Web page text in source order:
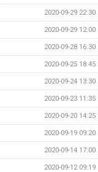
2020-09-29 22:30
2020-09-29 12:00
2020-09-28 16:30
2020-09-25 18:45
2020-09-24 13:30
2020-09-23 11:35
2020-09-20 14:25
2020-09-19 09:20
2020-09-14 17:00
2020-09-12 09:19